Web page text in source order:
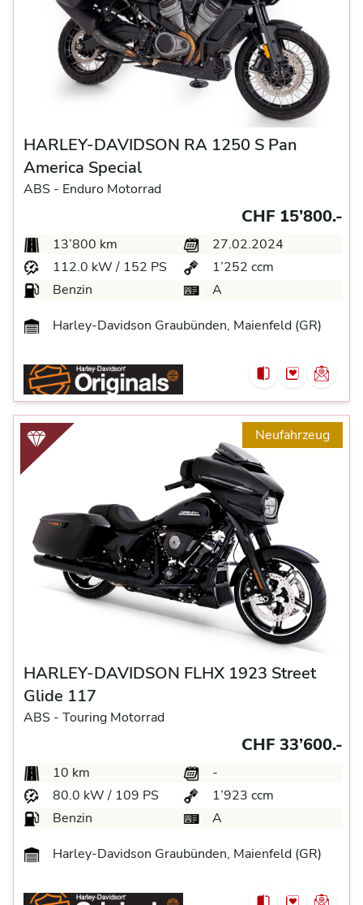
HARLEY-DAVIDSON RA 1250 S Pan
America Special
ABS - Enduro Motorrad
CHF 15’800.-
13’800 km
27.02.2024
112.0 kW / 152 PS
1’252 ccm
Benzin
A
Harley-Davidson Graubünden, Maienfeld (GR)
Neufahrzeug
HARLEY-DAVIDSON FLHX 1923 Street
Glide 117
ABS - Touring Motorrad
CHF 33’600.-
10 km
-
80.0 kW / 109 PS
1’923 ccm
Benzin
A
Harley-Davidson Graubünden, Maienfeld (GR)